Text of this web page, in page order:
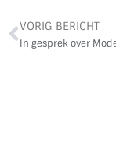
VORIG BERICHT